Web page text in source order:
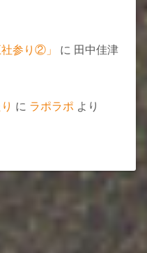
参り②」 に 田中佳津
に ラポラポ より